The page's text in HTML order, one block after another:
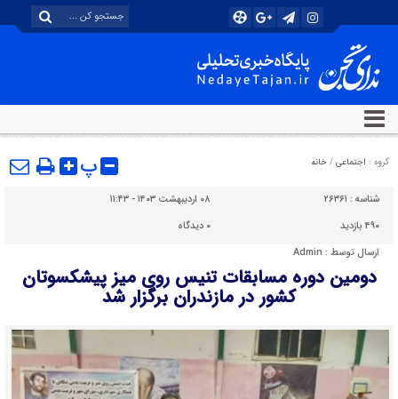
گروه : اجتماعی / خانه پ
شناسه : ۲۶۳۶۱
۰۸ اردیبهشت ۱۴۰۳ - ۱۱:۴۳
۴۹۰ بازدید
۰ دیدگاه
ارسال توسط : Admin
دومین دوره مسابقات تنیس روی میز پیشکسوتان
کشور در مازندران برگزار شد